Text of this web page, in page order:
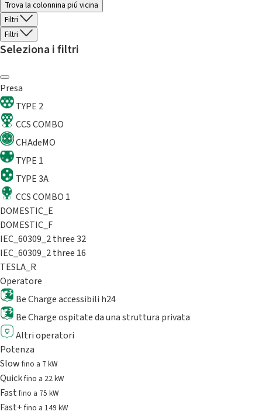
Trova la colonnina piú vicina
Filtri
Filtri
Seleziona i filtri
Presa
TYPE 2
CCS COMBO
CHAdeMO
TYPE 1
TYPE 3A
CCS COMBO 1
DOMESTIC_E
DOMESTIC_F
IEC_60309_2 three 32
IEC_60309_2 three 16
TESLA_R
Operatore
Be Charge accessibili h24
Be Charge ospitate da una struttura privata
Altri operatori
Potenza
Slowfino a 7 kW
Quickfino a 22 kW
Fastfino a 75 kW
Fast+fino a 149 kW